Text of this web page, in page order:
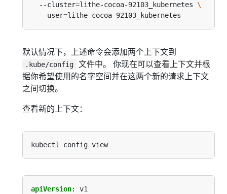
  --cluster
=lithe-cocoa-92103_kubernetes
  --user
=
默认情况下，上述命令会添加两个上下文到
.kube/config
文件中。 你现在可以查看上下文并根
据你希望使用的名字空间并在这两个新的请求上下文
之间切换。
查看新的上下文：
apiVersion:
v1